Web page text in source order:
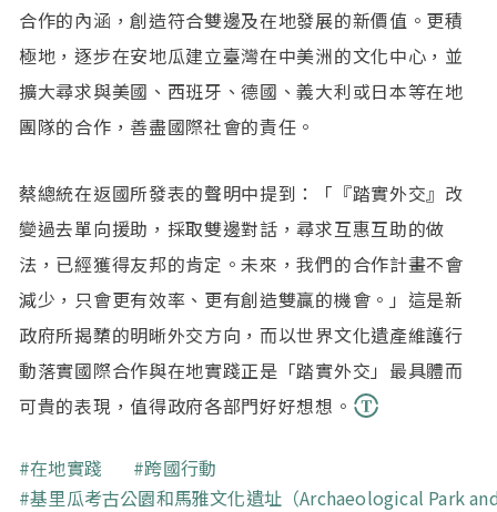
合作的內涵，創造符合雙邊及在地發展的新價值。更積
極地，逐步在安地瓜建立臺灣在中美洲的文化中心，並
擴大尋求與美國、西班牙、德國、義大利或日本等在地
團隊的合作，善盡國際社會的責任。
蔡總統在返國所發表的聲明中提到：「『踏實外交』改
變過去單向援助，採取雙邊對話，尋求互惠互助的做
法，已經獲得友邦的肯定。未來，我們的合作計畫不會
減少，只會更有效率、更有創造雙贏的機會。」這是新
政府所揭櫫的明晰外交方向，而以世界文化遺產維護行
動落實國際合作與在地實踐正是「踏實外交」最具體而
可貴的表現，值得政府各部門好好想想。
關鍵字
在地實踐
跨國行動
基里瓜考古公園和馬雅文化遺址（Archaeological Park